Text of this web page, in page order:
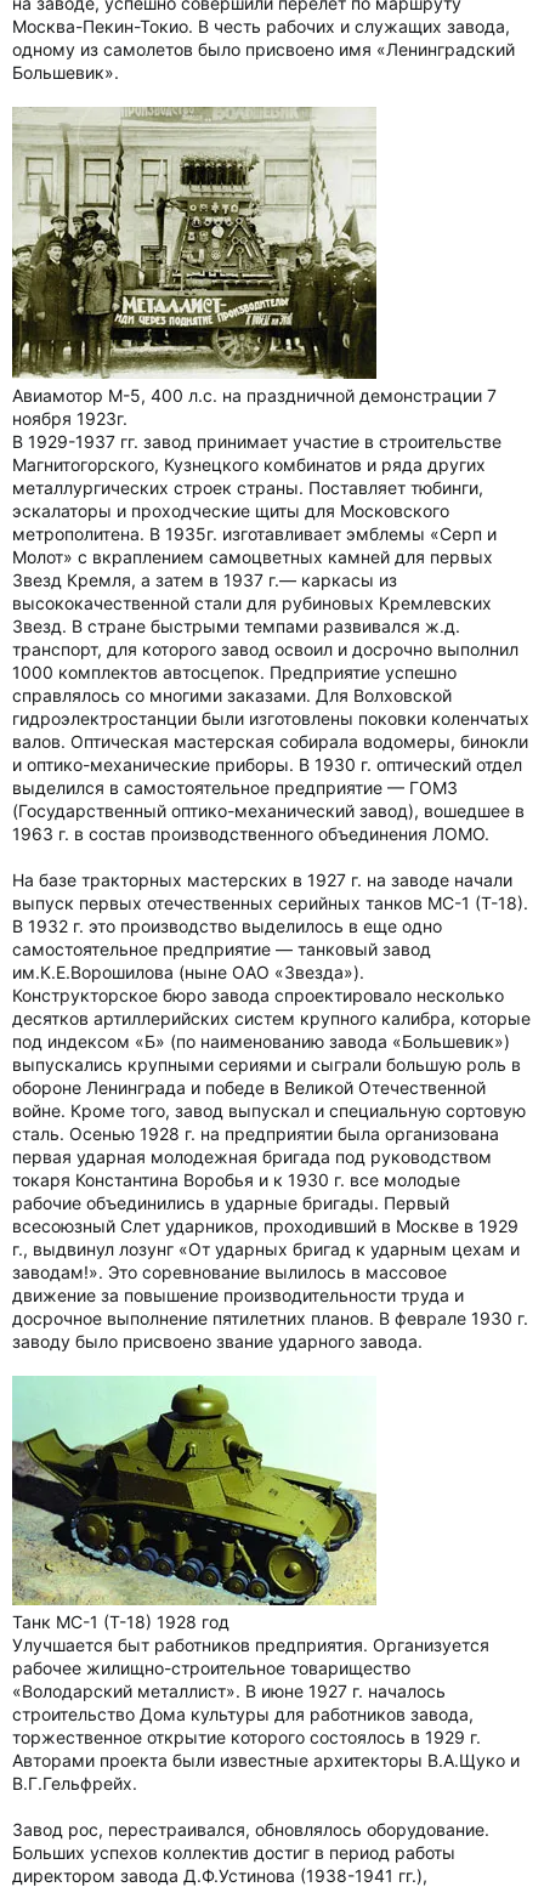
Москва-Пекин-Токио. В честь рабочих и служащих завода,
одному из самолетов было присвоено имя «Ленинградский
Большевик».
Авиамотор М-5, 400 л.с. на праздничной демонстрации 7
ноября 1923г.
В 1929-1937 гг. завод принимает участие в строительстве
Магнитогорского, Кузнецкого комбинатов и ряда других
металлургических строек страны. Поставляет тюбинги,
эскалаторы и проходческие щиты для Московского
метрополитена. В 1935г. изготавливает эмблемы «Серп и
Молот» с вкраплением самоцветных камней для первых
Звезд Кремля, а затем в 1937 г.— каркасы из
высококачественной стали для рубиновых Кремлевских
Звезд. В стране быстрыми темпами развивался ж.д.
транспорт, для которого завод освоил и досрочно выполнил
1000 комплектов автосцепок. Предприятие успешно
справлялось со многими заказами. Для Волховской
гидроэлектростанции были изготовлены поковки коленчатых
валов. Оптическая мастерская собирала водомеры, бинокли
и оптико-механические приборы. В 1930 г. оптический отдел
выделился в самостоятельное предприятие — ГОМЗ
(Государственный оптико-механический завод), вошедшее в
1963 г. в состав производственного объединения ЛОМО.
На базе тракторных мастерских в 1927 г. на заводе начали
выпуск первых отечественных серийных танков МС-1 (Т-18).
В 1932 г. это производство выделилось в еще одно
самостоятельное предприятие — танковый завод
им.К.Е.Ворошилова (ныне ОАО «Звезда»).
Конструкторское бюро завода спроектировало несколько
десятков артиллерийских систем крупного калибра, которые
под индексом «Б» (по наименованию завода «Большевик»)
выпускались крупными сериями и сыграли большую роль в
обороне Ленинграда и победе в Великой Отечественной
войне. Кроме того, завод выпускал и специальную сортовую
сталь. Осенью 1928 г. на предприятии была организована
первая ударная молодежная бригада под руководством
токаря Константина Воробья и к 1930 г. все молодые
рабочие объединились в ударные бригады. Первый
всесоюзный Слет ударников, проходивший в Москве в 1929
г., выдвинул лозунг «От ударных бригад к ударным цехам и
заводам!». Это соревнование вылилось в массовое
движение за повышение производительности труда и
досрочное выполнение пятилетних планов. В феврале 1930 г.
заводу было присвоено звание ударного завода.
Танк МС-1 (Т-18) 1928 год
Улучшается быт работников предприятия. Организуется
рабочее жилищно-строительное товарищество
«Володарский металлист». В июне 1927 г. началось
строительство Дома культуры для работников завода,
торжественное открытие которого состоялось в 1929 г.
Авторами проекта были известные архитекторы В.А.Щуко и
В.Г.Гельфрейх.
Завод рос, перестраивался, обновлялось оборудование.
Больших успехов коллектив достиг в период работы
директором завода Д.Ф.Устинова (1938-1941 гг.),